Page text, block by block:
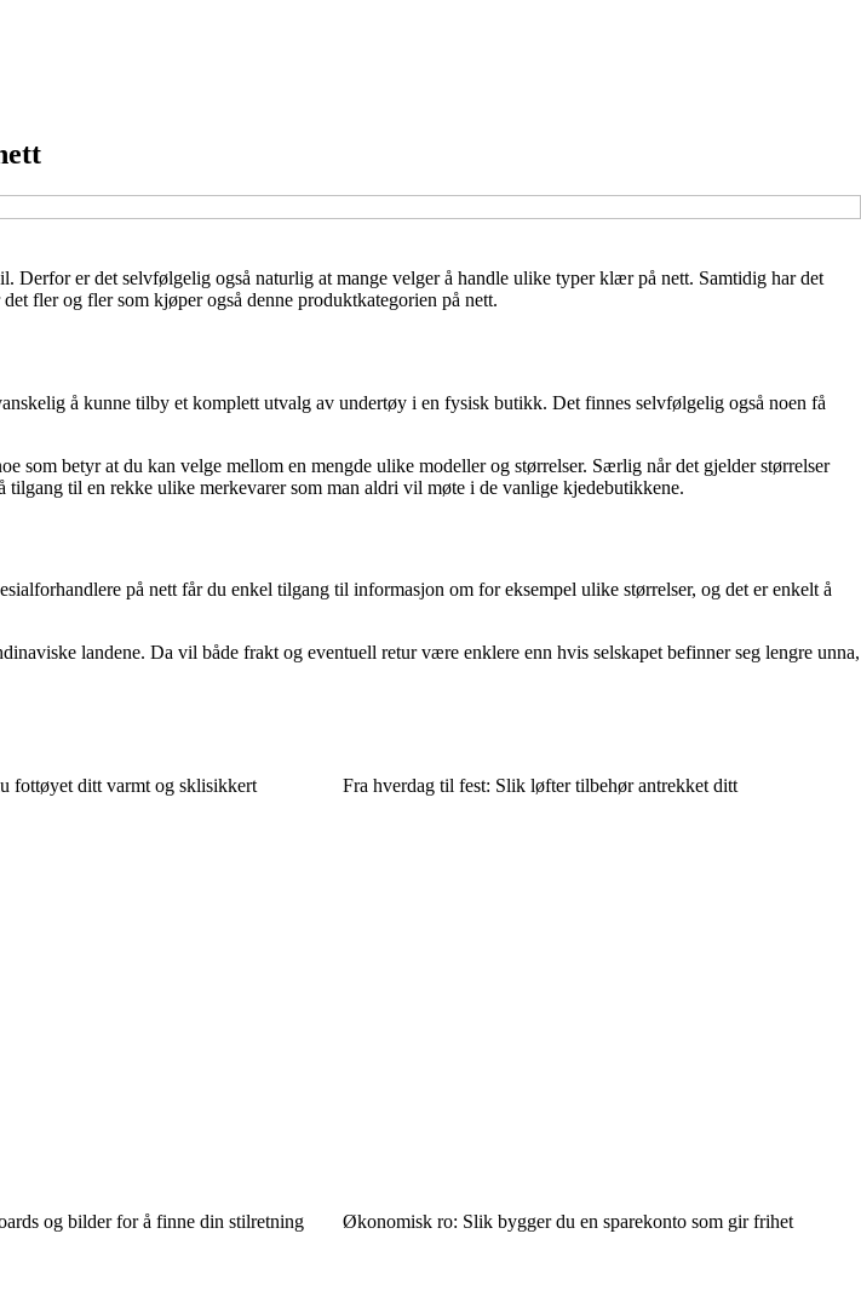
Derfor er det selvfølgelig også naturlig at mange velger å handle ulike typer klær på nett. Samtidig har det
fler og fler som kjøper også denne produktkategorien på nett.
å kunne tilby et komplett utvalg av undertøy i en fysisk butikk. Det finnes selvfølgelig også noen få
som betyr at du kan velge mellom en mengde ulike modeller og størrelser. Særlig når det gjelder størrelser
til en rekke ulike merkevarer som man aldri vil møte i de vanlige kjedebutikkene.
på nett får du enkel tilgang til informasjon om for eksempel ulike størrelser, og det er enkelt å
landene. Da vil både frakt og eventuell retur være enklere enn hvis selskapet befinner seg lengre unna,
fottøyet ditt varmt og sklisikkert Fra hverdag til fest: Slik løfter tilbehør antrekket ditt
og bilder for å finne din stilretning Økonomisk ro: Slik bygger du en sparekonto som gir frihet